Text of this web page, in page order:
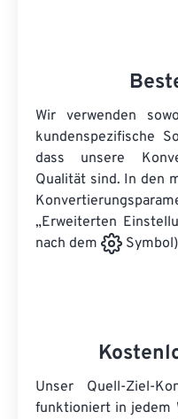
Wir verwenden
kundenspezifische
dass unsere
Qualität sind. In den
„Erweiterten
nach dem
Unser Quell-Ziel-
funktioniert in jedem